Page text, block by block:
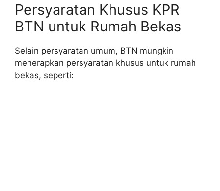
Persyaratan Khusus KPR
BTN untuk Rumah Bekas
Selain persyaratan umum, BTN mungkin
menerapkan persyaratan khusus untuk rumah
bekas, seperti: